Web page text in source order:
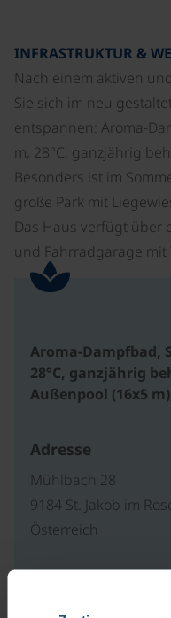
INFRASTRUKTUR &
Nach einem aktiven
Sie sich im neu
entspannen: Aroma-
m, 28°C, ganzjährig
Besonders ist im
große Park mit
Das Haus verfügt über
und Fahrradgarage mit
Aroma-Dampfbad,
28°C, ganzjährig
Außenpool (16x5
Adresse
Mühlbach 28
9184 St. Jakob im
Österreich
Unsere